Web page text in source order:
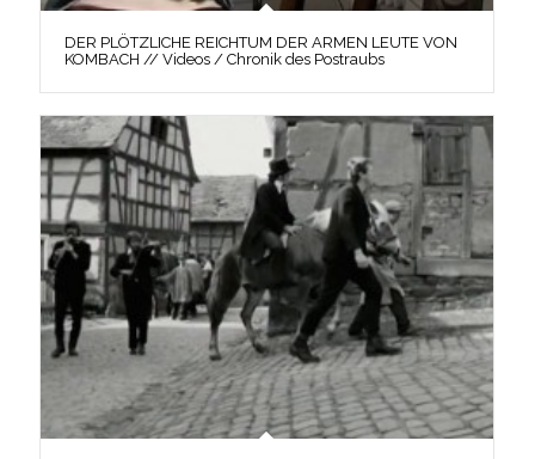
DER PLÖTZLICHE REICHTUM DER ARMEN LEUTE VON
KOMBACH // Videos / Chronik des Postraubs